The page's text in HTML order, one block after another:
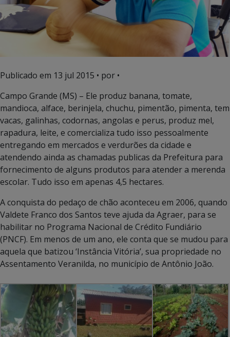
Publicado em 13 jul 2015 • por •
Campo Grande (MS) – Ele produz banana, tomate,
mandioca, alface, berinjela, chuchu, pimentão, pimenta, tem
vacas, galinhas, codornas, angolas e perus, produz mel,
rapadura, leite, e comercializa tudo isso pessoalmente
entregando em mercados e verdurões da cidade e
atendendo ainda as chamadas publicas da Prefeitura para
fornecimento de alguns produtos para atender a merenda
escolar. Tudo isso em apenas 4,5 hectares.
A conquista do pedaço de chão aconteceu em 2006, quando
Valdete Franco dos Santos teve ajuda da Agraer, para se
habilitar no Programa Nacional de Crédito Fundiário
(PNCF). Em menos de um ano, ele conta que se mudou para
aquela que batizou ‘Instância Vitória’, sua propriedade no
Assentamento Veranilda, no município de Antônio João.